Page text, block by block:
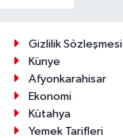
Gizlilik Sözleşmesi
Künye
Afyonkarahisar
Ekonomi
Kütahya
Yemek Tarifleri